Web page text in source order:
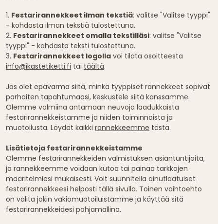
1. Festarirannekkeet ilman tekstiä: valitse "Valitse tyyppi"
- kohdasta ilman tekstiä tulostettuna.
2. Festarirannekkeet omalla tekstilläsi: valitse "Valitse
tyyppi" - kohdasta teksti tulostettuna.
3. Festarirannekkeet logolla voi tilata osoitteesta
info@ikastetiketti.fi tai täältä.
Jos olet epävarma siitä, minkä tyyppiset rannekkeet sopivat
parhaiten tapahtumaasi, keskustele siitä kanssamme.
Olemme valmiina antamaan neuvoja laadukkaista
festarirannekkeistamme ja niiden toiminnoista ja
muotoilusta. Löydät kaikki rannekkeemme tästä.
Lisätietoja festarirannekkeistamme
Olemme festarirannekkeiden valmistuksen asiantuntijoita,
ja rannekkeemme voidaan kutoa tai painaa tarkkojen
määritelmiesi mukaisesti. Voit suunnitella ainutlaatuiset
festarirannekkeesi helposti tällä sivulla. Toinen vaihtoehto
on valita jokin vakiomuotoiluistamme ja käyttää sitä
festarirannekkeidesi pohjamallina.